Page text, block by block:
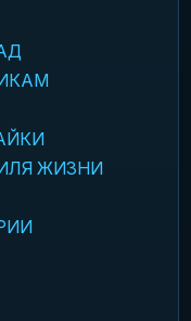
ЖИЗНИ